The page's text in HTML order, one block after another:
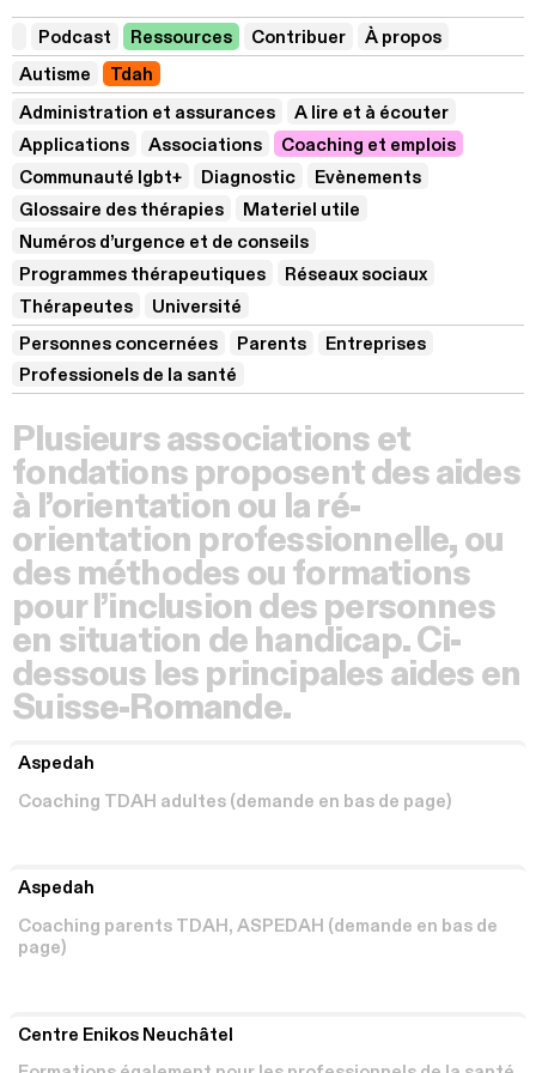
Podcast Ressources Contribuer
À propos
Autisme
Tdah
Administration et assurances
A lire et à écouter
Applications
Associations
Coaching et emplois
Communauté lgbt+
Diagnostic
Evènements
Glossaire des thérapies
Materiel utile
Numéros d’urgence et de conseils
Programmes thérapeutiques
Réseaux sociaux
Thérapeutes
Université
Personnes concernées
Parents
Entreprises
Professionels de la santé
Plusieurs associations et
fondations proposent des aides
à l’orientation ou la ré-
orientation professionnelle, ou
des méthodes ou formations
pour l’inclusion des personnes
en situation de handicap. Ci-
dessous les principales aides en
Suisse-Romande.
Aspedah
Coaching TDAH adultes (demande en bas de page)
Aspedah
Coaching parents TDAH, ASPEDAH (demande en bas de
page)
Centre Enikos Neuchâtel